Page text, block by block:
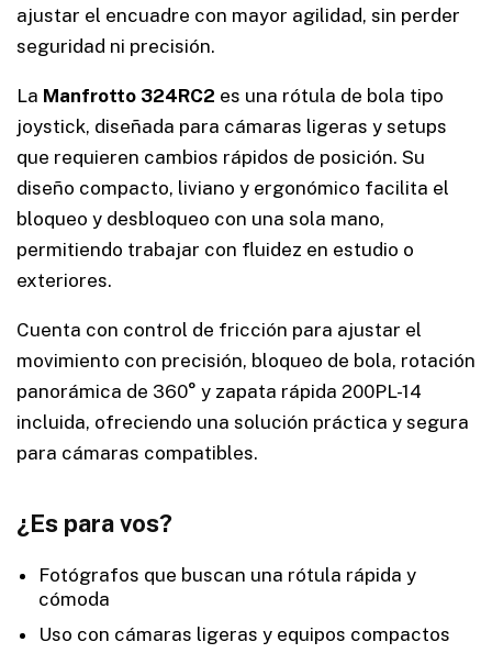
ajustar el encuadre con mayor agilidad, sin perder
seguridad ni precisión.
La Manfrotto 324RC2 es una rótula de bola tipo
joystick, diseñada para cámaras ligeras y setups
que requieren cambios rápidos de posición. Su
diseño compacto, liviano y ergonómico facilita el
bloqueo y desbloqueo con una sola mano,
permitiendo trabajar con fluidez en estudio o
exteriores.
Cuenta con control de fricción para ajustar el
movimiento con precisión, bloqueo de bola, rotación
panorámica de 360° y zapata rápida 200PL-14
incluida, ofreciendo una solución práctica y segura
para cámaras compatibles.
¿Es para vos?
Fotógrafos que buscan una rótula rápida y
cómoda
Uso con cámaras ligeras y equipos compactos